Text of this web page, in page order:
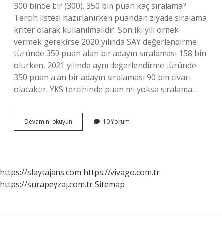
300 binde bir (300). 350 bin puan kaç sıralama?
Tercih listesi hazırlanırken puandan ziyade sıralama
kriter olarak kullanılmalıdır. Son iki yılı örnek
vermek gerekirse 2020 yılında SAY değerlendirme
türünde 350 puan alan bir adayın sıralaması 158 bin
olurken, 2021 yılında aynı değerlendirme türünde
350 puan alan bir adayın sıralaması 90 bin civarı
olacaktır. YKS tercihinde puan mı yoksa sıralama…
Devamını okuyun
300
10 Yorum
https://slaytajans.com https://vivago.com.tr
https://surapeyzaj.com.trSitemap